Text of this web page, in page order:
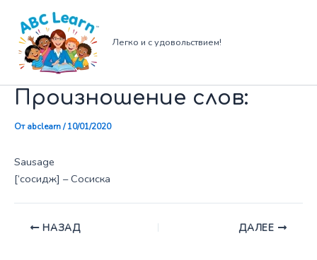
содержимому
Легко и с удовольствием!
Произношение слов:
Отabclearn/10/01/2020
Sausage
[‘сосидж] – Сосиска
НАЗАД ДАЛЕЕ